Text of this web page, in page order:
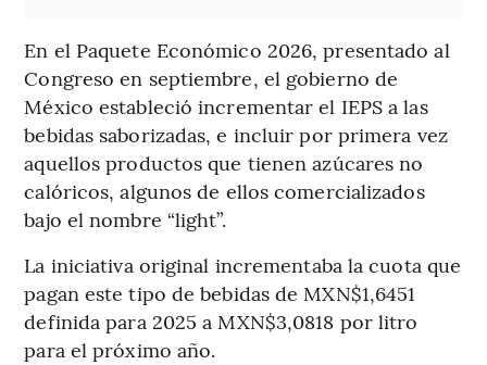
En el Paquete Económico 2026, presentado al
Congreso en septiembre, el gobierno de
México estableció incrementar el IEPS a las
bebidas saborizadas, e incluir por primera vez
aquellos productos que tienen azúcares no
calóricos, algunos de ellos comercializados
bajo el nombre “light”.
La iniciativa original incrementaba la cuota que
pagan este tipo de bebidas de MXN$1,6451
definida para 2025 a MXN$3,0818 por litro
para el próximo año.